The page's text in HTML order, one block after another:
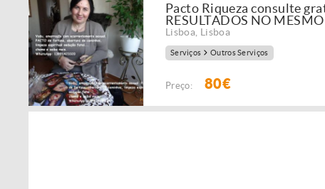
Pacto Riqueza consulte
RESULTADOS NO
Lisboa Lisboa
Serviços Outros Serviços
Preço: 80€